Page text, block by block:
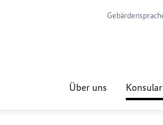
Über uns